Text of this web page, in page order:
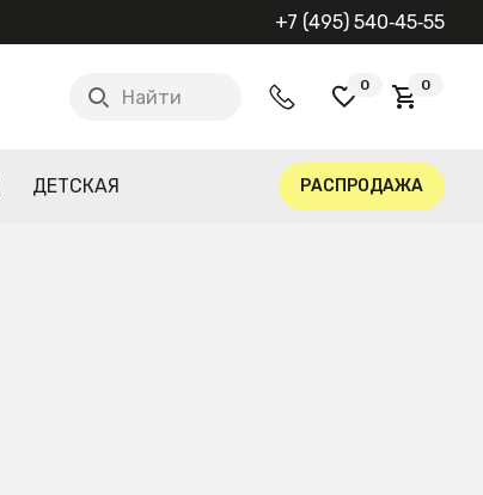
+7 (495) 540‑45‑55
Найти
0 0
ДЕТСКАЯ РАСПРОДАЖА